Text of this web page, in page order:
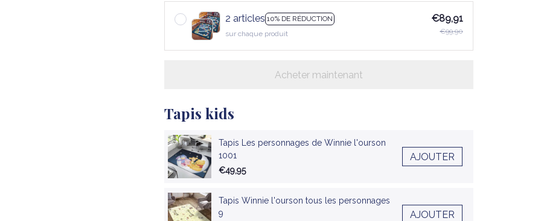
2 articles 10% DE RÉDUCTION
sur chaque produit
€89,91
€99,90
Acheter maintenant
Tapis kids
Tapis Les personnages de Winnie l'ourson
1001
€49,95
AJOUTER
Tapis Winnie l'ourson tous les personnages
9
AJOUTER